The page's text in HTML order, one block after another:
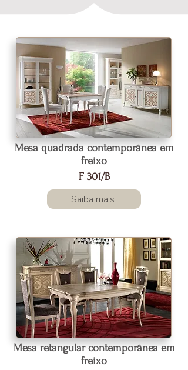
Mesa quadrada contemporânea em
freixo
F 301/B
Saiba mais
Mesa retangular contemporânea em
freixo